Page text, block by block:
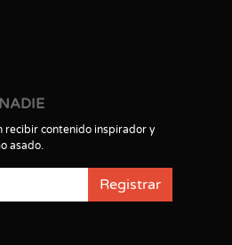
recibir contenido inspirador y
asado.
Registrar